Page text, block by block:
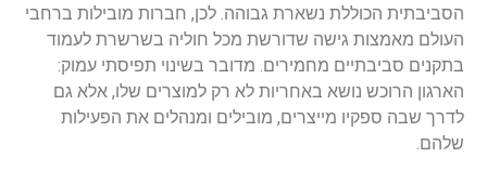
הסביבתית הכוללת נשארת גבוהה. לכן, חברות מובילות ברחבי
העולם מאמצות גישה שדורשת מכל חוליה בשרשרת לעמוד
בתקנים סביבתיים מחמירים. מדובר בשינוי תפיסתי עמוק:
הארגון הרוכש נושא באחריות לא רק למוצרים שלו, אלא גם
לדרך שבה ספקיו מייצרים, מובילים ומנהלים את הפעילות
שלהם.